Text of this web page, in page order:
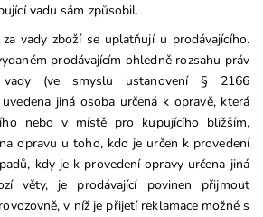
vadu sám způsobil.
vady zboží se uplatňují u prodávajícího.
prodávajícím ohledně rozsahu práv
(ve smyslu ustanovení § 2166
jiná osoba určená k opravě, která
nebo v místě pro kupujícího bližším,
opravu u toho, kdo je určen k provedení
kdy je k provedení opravy určena jiná
věty, je prodávající povinen přijmout
v níž je přijetí reklamace možné s